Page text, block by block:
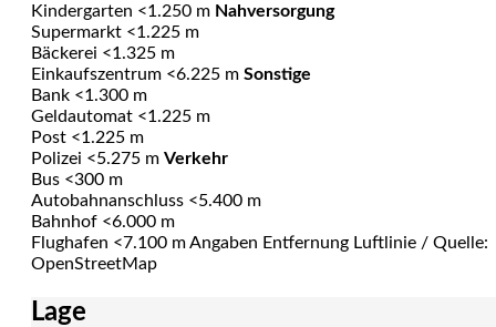
Kindergarten <1.250 m Nahversorgung
Supermarkt <1.225 m
Bäckerei <1.325 m
Einkaufszentrum <6.225 m Sonstige
Bank <1.300 m
Geldautomat <1.225 m
Post <1.225 m
Polizei <5.275 m Verkehr
Bus <300 m
Autobahnanschluss <5.400 m
Bahnhof <6.000 m
Flughafen <7.100 m Angaben Entfernung Luftlinie / Quelle:
OpenStreetMap
Lage